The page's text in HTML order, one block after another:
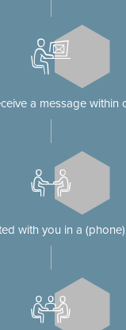
a message within
with you in a